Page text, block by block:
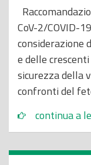
CoV-2/COVID-
considerazione
e delle
sicurezza della
confronti del
continua a